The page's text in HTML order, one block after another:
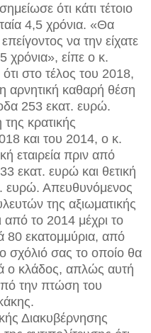
ότι κάτι τέτοιο
4,5 χρόνια. «Θα
να την είχατε
χρόνια», είπε ο κ.
στο τέλος του 2018,
αρνητική καθαρή θέση
253 εκατ. ευρώ.
κρατικής
και του 2014, ο κ.
εταιρεία πριν από
εκατ. ευρώ και θετική
ευρώ. Απευθυνόμενος
της αξιωματικής
από το 2014 μέχρι το
80 εκατομμύρια, από
σας το οποίο θα
ο κλάδος, απλώς αυτή
την πτώση του
Διακυβέρνησης